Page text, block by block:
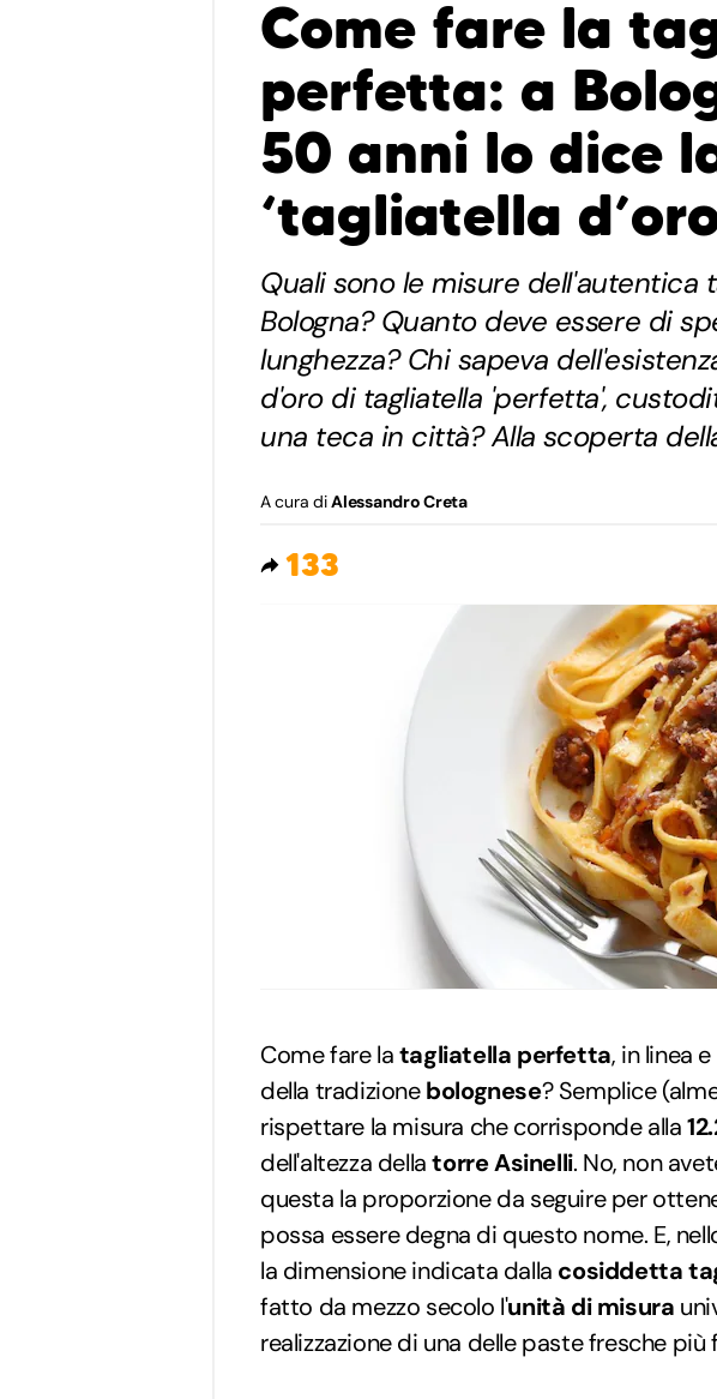
Come fare la
perfetta: a
50 anni lo dice
‘tagliatella
Quali sono le misure dell'autentica
Bologna? Quanto deve essere di
lunghezza? Chi sapeva
d'oro di tagliatella 'perfetta',
una teca in città? Alla scoperta
A cura diAlessandro Creta
133
Come fare latagliatella perfetta, in linea
della tradizionebolognese? Semplice
rispettare la misura che corrisponde alla
dell'altezza dellatorre Asinelli. No, non
questa la proporzione da seguire per
possa essere degna di questo nome. E,
la dimensione indicata dalla cosiddetta
fatto da mezzo secolo l'unità di misura
realizzazione di una delle paste fresche più